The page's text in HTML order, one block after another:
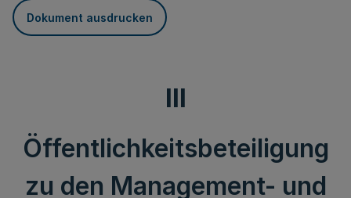
Dokument ausdrucken
III
Öffentlichkeitsbeteiligung
zu den Management- und